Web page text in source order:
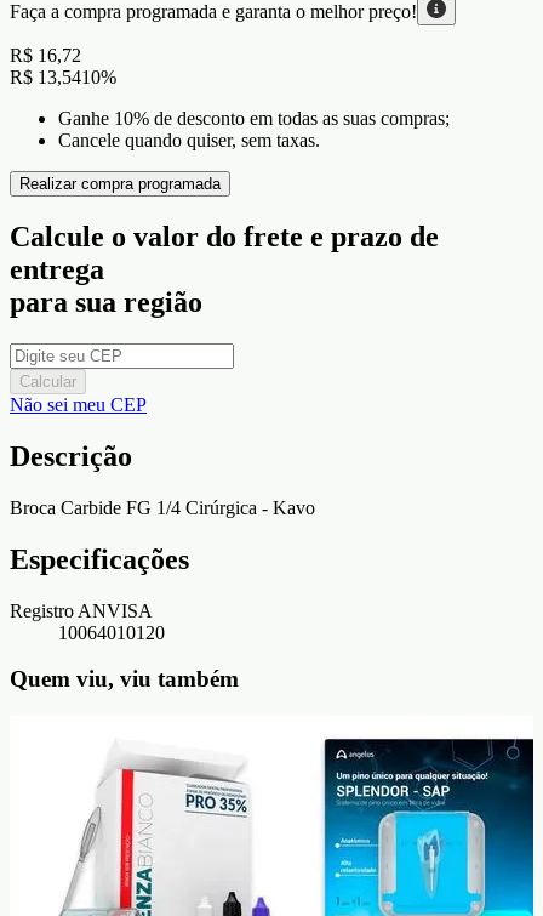
Faça a compra programada e garanta o melhor preço!
R$ 16,72
R$ 13,5410%
Ganhe 10% de desconto em todas as suas compras;
Cancele quando quiser, sem taxas.
Realizar compra programada
Calcule o valor do frete e prazo de
entrega
para sua região
Calcular
Não sei meu CEP
Descrição
Broca Carbide FG 1/4 Cirúrgica - Kavo
Especificações
Registro ANVISA
10064010120
Quem viu, viu também